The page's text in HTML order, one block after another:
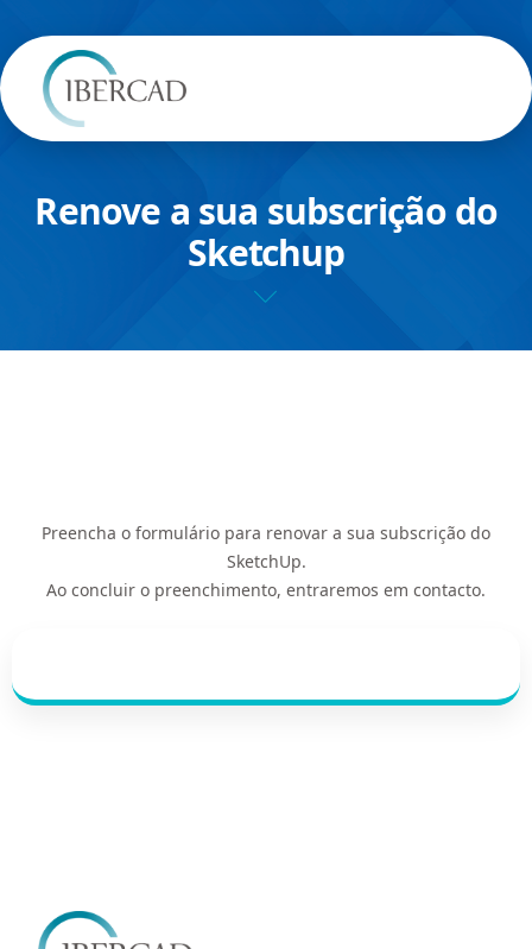
Renove a sua subscriçãodo
Sketchup
Preencha o formulário para renovar a sua subscrição do
SketchUp.
Ao concluir o preenchimento, entraremos em contacto.